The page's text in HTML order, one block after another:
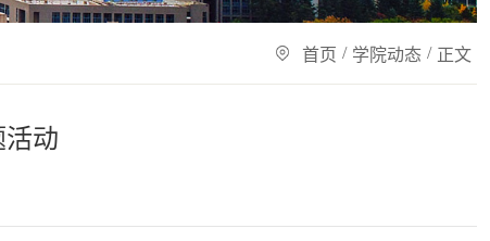
首页 / 学院动态 / 正文
活动